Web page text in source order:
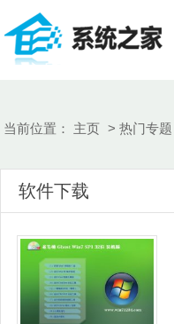
当前位置： 主页 > 热门专题
软件下载